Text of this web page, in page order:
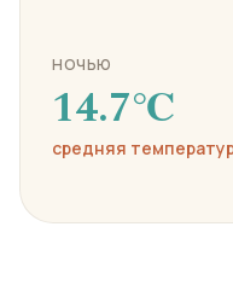
НОЧЬЮ
14.7℃
средняя